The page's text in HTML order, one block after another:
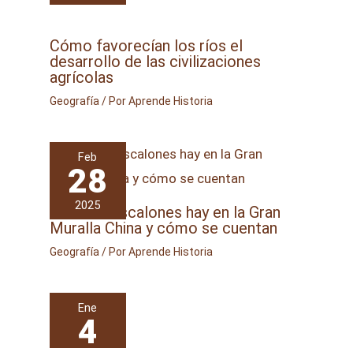
Cómo favorecían los ríos el
desarrollo de las civilizaciones
agrícolas
Geografía/ PorAprende Historia
Feb
28
2025
Cuántos escalones hay en la Gran
Muralla China y cómo se cuentan
Geografía/ PorAprende Historia
Ene
4